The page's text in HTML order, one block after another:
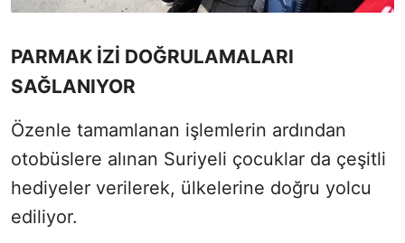
PARMAK İZİ DOĞRULAMALARI
SAĞLANIYOR
Özenle tamamlanan işlemlerin ardından
otobüslere alınan Suriyeli çocuklar da çeşitli
hediyeler verilerek, ülkelerine doğru yolcu
ediliyor.